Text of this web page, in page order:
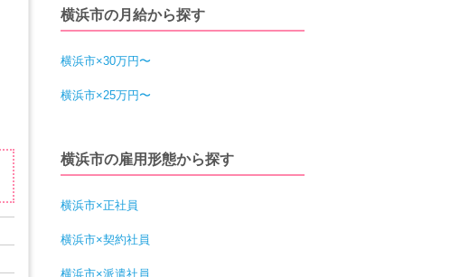
横浜市の月給から探す
横浜市×30万円〜
横浜市×25万円〜
横浜市の雇用形態から探す
横浜市×正社員
横浜市×契約社員
横浜市×派遣社員